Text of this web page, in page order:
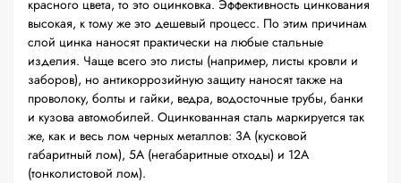
красного цвета, то это оцинковка. Эффективность цинкования
высокая, к тому же это дешевый процесс. По этим причинам
слой цинка наносят практически на любые стальные
изделия. Чаще всего это листы (например, листы кровли и
заборов), но антикоррозийную защиту наносят также на
проволоку, болты и гайки, ведра, водосточные трубы, банки
и кузова автомобилей. Оцинкованная сталь маркируется так
же, как и весь лом черных металлов: 3А (кусковой
габаритный лом), 5А (негабаритные отходы) и 12А
(тонколистовой лом).